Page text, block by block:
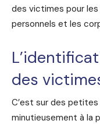
des victimes pour
personnels et les
des
C’est sur des
minutieusement à la